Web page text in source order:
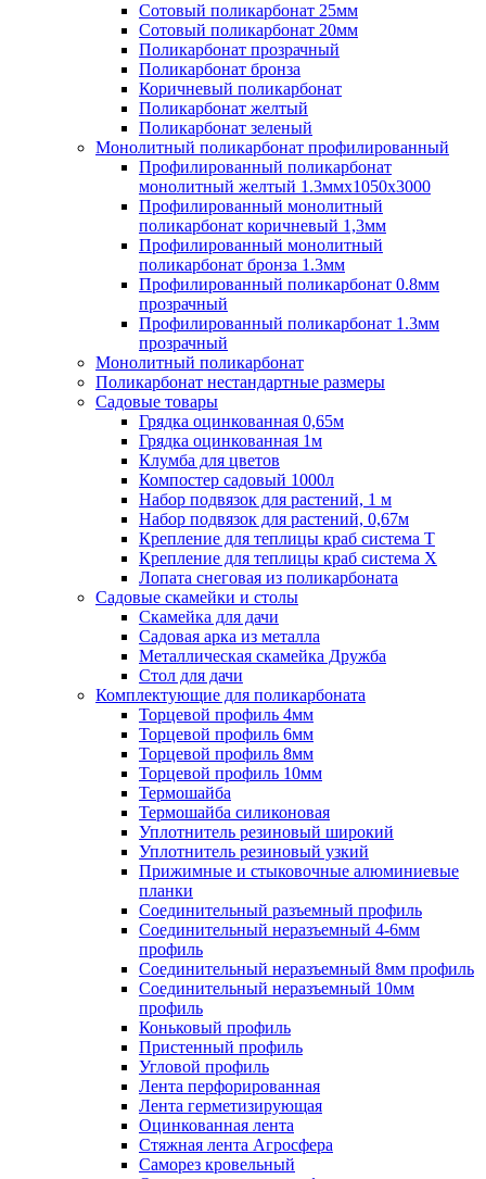
Сотовый поликарбонат 25мм
Сотовый поликарбонат 20мм
Поликарбонат прозрачный
Поликарбонат бронза
Коричневый поликарбонат
Поликарбонат желтый
Поликарбонат зеленый
Монолитный поликарбонат профилированный
Профилированный поликарбонат
монолитный желтый 1.3ммх1050х3000
Профилированный монолитный
поликарбонат коричневый 1,3мм
Профилированный монолитный
поликарбонат бронза 1.3мм
Профилированный поликарбонат 0.8мм
прозрачный
Профилированный поликарбонат 1.3мм
прозрачный
Монолитный поликарбонат
Поликарбонат нестандартные размеры
Садовые товары
Грядка оцинкованная 0,65м
Грядка оцинкованная 1м
Клумба для цветов
Компостер садовый 1000л
Набор подвязок для растений, 1 м
Набор подвязок для растений, 0,67м
Крепление для теплицы краб система Т
Крепление для теплицы краб система Х
Лопата снеговая из поликарбоната
Садовые скамейки и столы
Скамейка для дачи
Садовая арка из металла
Металлическая скамейка Дружба
Стол для дачи
Комплектующие для поликарбоната
Торцевой профиль 4мм
Торцевой профиль 6мм
Торцевой профиль 8мм
Торцевой профиль 10мм
Термошайба
Термошайба силиконовая
Уплотнитель резиновый широкий
Уплотнитель резиновый узкий
Прижимные и стыковочные алюминиевые
планки
Соединительный разъемный профиль
Соединительный неразъемный 4-6мм
профиль
Соединительный неразъемный 8мм профиль
Соединительный неразъемный 10мм
профиль
Коньковый профиль
Пристенный профиль
Угловой профиль
Лента перфорированная
Лента герметизирующая
Оцинкованная лента
Стяжная лента Агросфера
Саморез кровельный